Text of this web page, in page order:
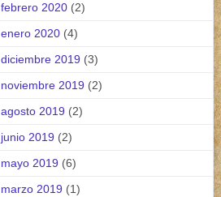
febrero 2020 (2)
enero 2020 (4)
diciembre 2019 (3)
noviembre 2019 (2)
agosto 2019 (2)
junio 2019 (2)
mayo 2019 (6)
marzo 2019 (1)